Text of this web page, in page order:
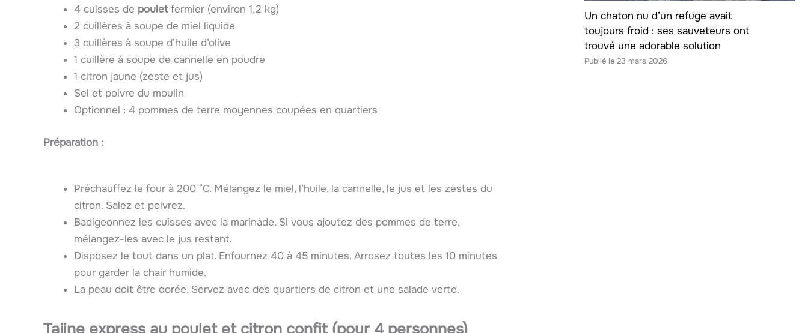
4 cuisses de pouletfermier (environ 1,2 kg)
2 cuillères à soupe de miel liquide
3 cuillères à soupe d’huile d’olive
1 cuillère à soupe de cannelle en poudre
1 citron jaune (zeste et jus)
Sel et poivre du moulin
Optionnel : 4 pommes de terre moyennes coupées en quartiers
Préparation :
Préchauffez le four à 200 °C. Mélangez le miel, l’huile, la cannelle, le jus et les zestes du
citron. Salez et poivrez.
Badigeonnez les cuisses avec la marinade. Si vous ajoutez des pommes de terre,
mélangez-les avec le jus restant.
Disposez le tout dans un plat. Enfournez 40 à 45 minutes. Arrosez toutes les 10 minutes
pour garder la chair humide.
La peau doit être dorée. Servez avec des quartiers de citron et une salade verte.
Un chaton nu d’un refuge avait
toujours froid : ses sauveteurs ont
trouvé une adorable solution
23 mars 2026